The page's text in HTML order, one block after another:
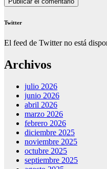
Twitter
El feed de Twitter no está
Archivos
julio 2026
junio 2026
abril 2026
marzo 2026
febrero 2026
diciembre 2025
noviembre 2025
octubre 2025
septiembre 2025